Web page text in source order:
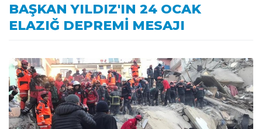
BAŞKAN YILDIZ'IN 24 OCAK
ELAZIĞ DEPREMİ MESAJI